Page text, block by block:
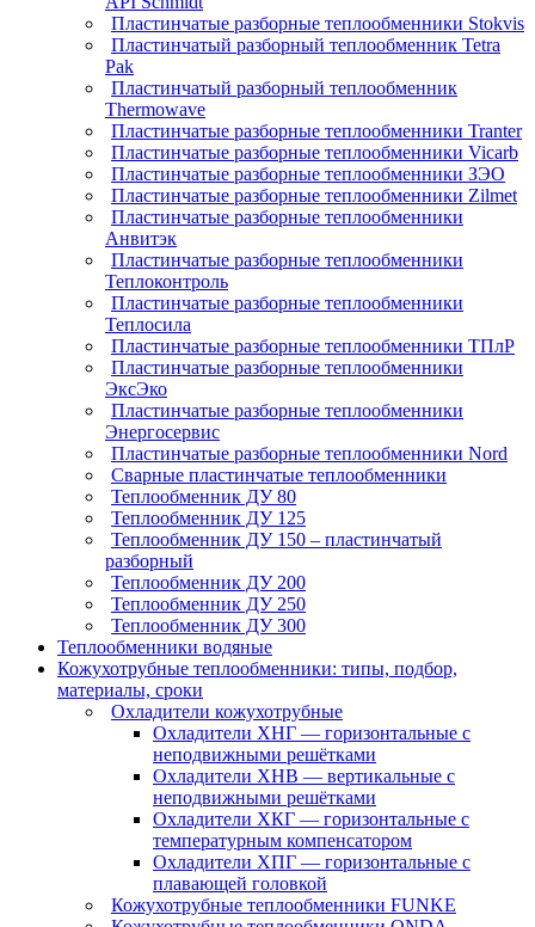
Пластинчатые разборные теплообменники Stokvis
Пластинчатый разборный теплообменник Tetra
Pak
Пластинчатый разборный теплообменник
Thermowave
Пластинчатые разборные теплообменники Tranter
Пластинчатые разборные теплообменники Vicarb
Пластинчатые разборные теплообменники ЗЭО
Пластинчатые разборные теплообменники Zilmet
Пластинчатые разборные теплообменники
Анвитэк
Пластинчатые разборные теплообменники
Теплоконтроль
Пластинчатые разборные теплообменники
Теплосила
Пластинчатые разборные теплообменники ТПлР
Пластинчатые разборные теплообменники
ЭксЭко
Пластинчатые разборные теплообменники
Энергосервис
Пластинчатые разборные теплообменники Nord
Сварные пластинчатые теплообменники
Теплообменник ДУ 80
Теплообменник ДУ 125
Теплообменник ДУ 150 – пластинчатый
разборный
Теплообменник ДУ 200
Теплообменник ДУ 250
Теплообменник ДУ 300
Теплообменники водяные
Кожухотрубные теплообменники: типы, подбор,
материалы, сроки
Охладители кожухотрубные
Охладители ХНГ — горизонтальные с
неподвижными решётками
Охладители ХНВ — вертикальные с
неподвижными решётками
Охладители ХКГ — горизонтальные с
температурным компенсатором
Охладители ХПГ — горизонтальные с
плавающей головкой
Кожухотрубные теплообменники FUNKE